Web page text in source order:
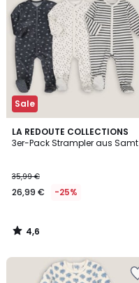
Sale
LA REDOUTE COLLECTIONS
3er-Pack Strampler aus Samt
35,99 €
26,99 € -25%
4,6
/ 5
4,6
/